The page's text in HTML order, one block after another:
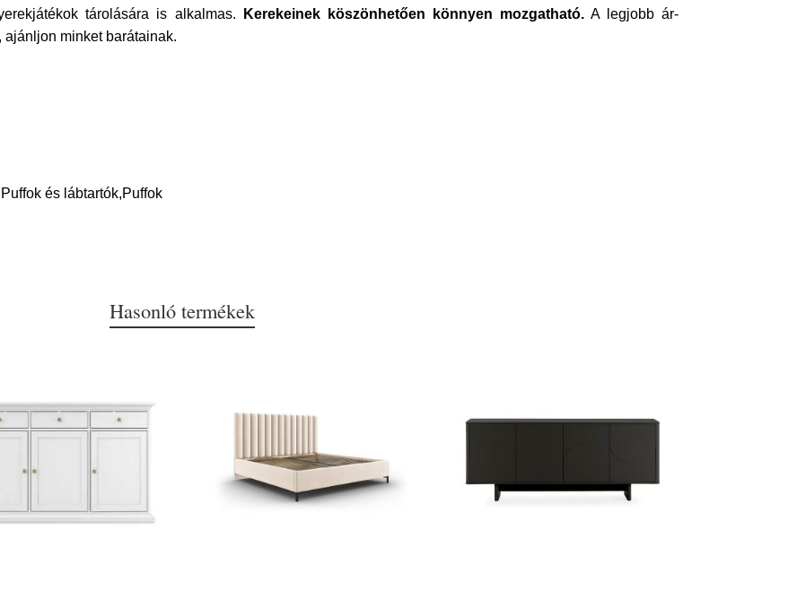
tárolására is alkalmas.
Kerekeinek köszönhetően könnyen mozgatható.A legjobb ár-
minket barátainak.
és lábtartók,Puffok
Hasonló termékek